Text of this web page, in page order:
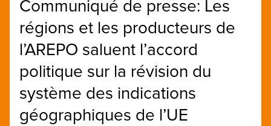
Communiqué de presse: Les
régions et les producteurs de
l’AREPO saluent l’accord
politique sur la révision du
système des indications
géographiques de l’UE